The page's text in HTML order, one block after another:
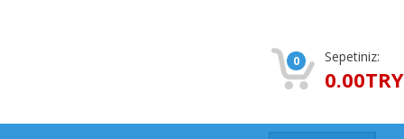
0 Sepetiniz:
0.00TRY